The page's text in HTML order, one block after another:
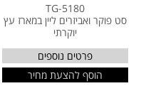
TG-5180
סט פוקר ואביזרים ליין במארז עץ
יוקרתי
פרטים נוספים
הוסף להצעת מחיר